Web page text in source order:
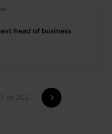
head of business
de 202